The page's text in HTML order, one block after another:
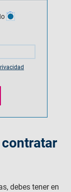
contratar
debes tener en